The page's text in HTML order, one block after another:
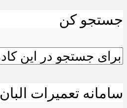
جستجو کن
سامانه تعمیرات البان